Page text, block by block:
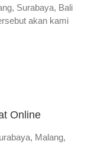
Surabaya, Bali
akan kami
Online
Malang,